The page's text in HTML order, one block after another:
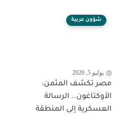
شؤون عربية
يوليو 5, 2026
مصر تكشف المثمن:
الأوكتاغون.. الرسالة
العسكرية إلى المنطقة